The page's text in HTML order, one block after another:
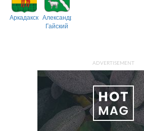
АркадакскийАлександрово-
Гайский
ADVERTISEMENT